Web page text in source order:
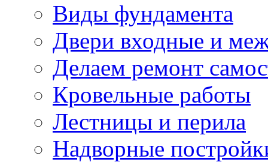
Виды фундамента
Двери входные и
Делаем ремонт
Кровельные работы
Лестницы и перила
Надворные